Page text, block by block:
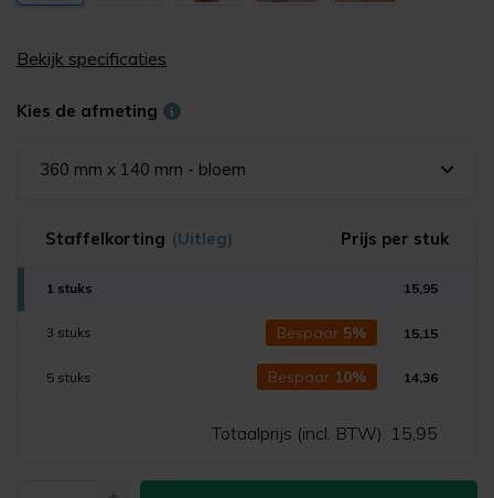
Bekijk specificaties
Kies de afmeting
360 mm x 140 mm - bloem
Staffelkorting (Uitleg) Prijs per stuk
1 stuks 15,95
3 stuks Bespaar 5% 15,15
5 stuks Bespaar 10% 14,36
Totaalprijs (incl. BTW): 15,95